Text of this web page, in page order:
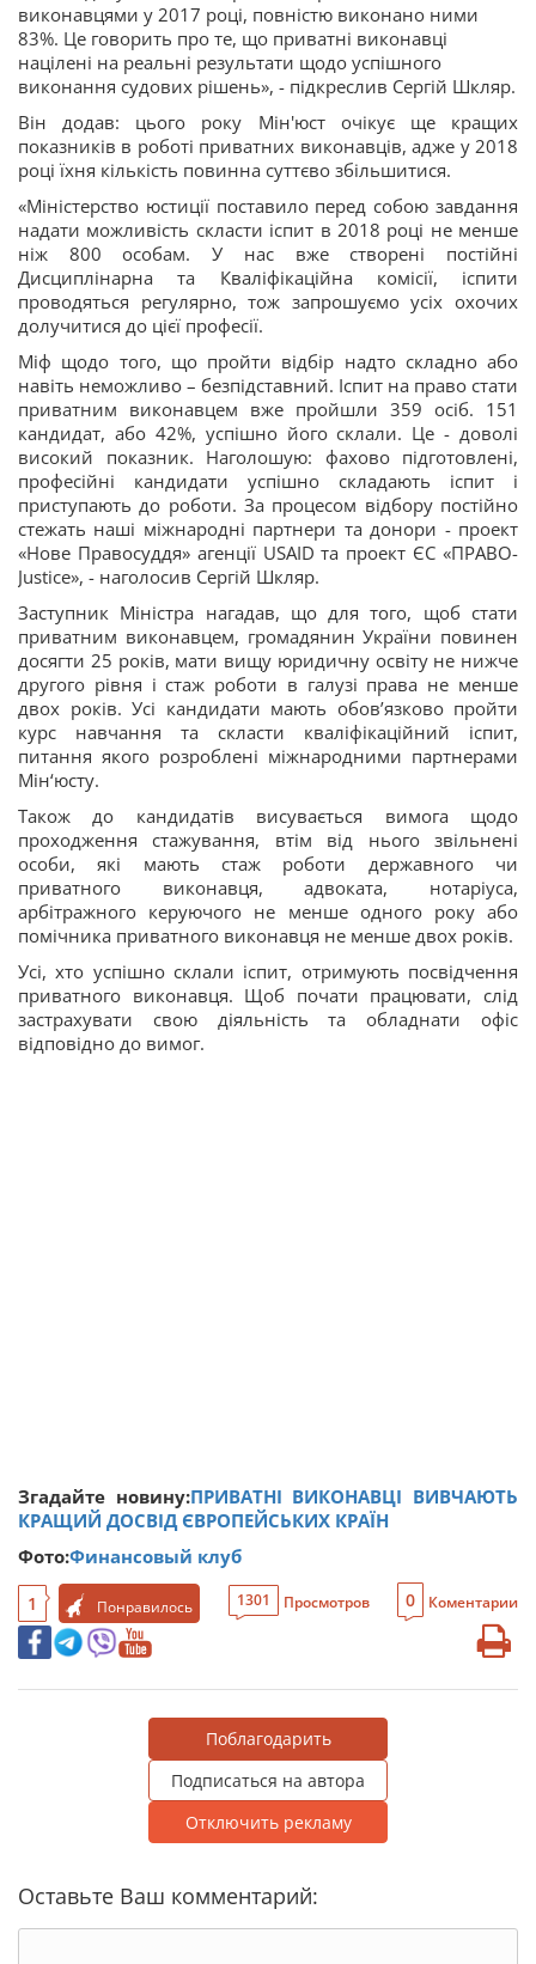
виконавцями у 2017 році, повністю виконано ними
83%. Це говорить про те, що приватні виконавці
націлені на реальні результати щодо успішного
виконання судових рішень», - підкреслив Сергій Шкляр.
Він додав: цього року Мін'юст очікує ще кращих
показників в роботі приватних виконавців, адже у 2018
році їхня кількість повинна суттєво збільшитися.
«Міністерство юстиції поставило перед собою завдання
надати можливість скласти іспит в 2018 році не менше
ніж 800 особам. У нас вже створені постійні
Дисциплінарна та Кваліфікаційна комісії, іспити
проводяться регулярно, тож запрошуємо усіх охочих
долучитися до цієї професії.
Міф щодо того, що пройти відбір надто складно або
навіть неможливо – безпідставний. Іспит на право стати
приватним виконавцем вже пройшли 359 осіб. 151
кандидат, або 42%, успішно його склали. Це - доволі
високий показник. Наголошую: фахово підготовлені,
професійні кандидати успішно складають іспит і
приступають до роботи. За процесом відбору постійно
стежать наші міжнародні партнери та донори - проект
«Нове Правосуддя» агенції USAID та проект ЄС «ПРАВО-
Justice», - наголосив Сергій Шкляр.
Заступник Міністра нагадав, що для того, щоб стати
приватним виконавцем, громадянин України повинен
досягти 25 років, мати вищу юридичну освіту не нижче
другого рівня і стаж роботи в галузі права не менше
двох років. Усі кандидати мають обов’язково пройти
курс навчання та скласти кваліфікаційний іспит,
питання якого розроблені міжнародними партнерами
Мін‘юсту.
Також до кандидатів висувається вимога щодо
проходження стажування, втім від нього звільнені
особи, які мають стаж роботи державного чи
приватного виконавця, адвоката, нотаріуса,
арбітражного керуючого не менше одного року або
помічника приватного виконавця не менше двох років.
Усі, хто успішно склали іспит, отримують посвідчення
приватного виконавця. Щоб почати працювати, слід
застрахувати свою діяльність та обладнати офіс
відповідно до вимог.
Згадайте новину:ПРИВАТНІ ВИКОНАВЦІ ВИВЧАЮТЬ
КРАЩИЙ ДОСВІД ЄВРОПЕЙСЬКИХ КРАЇН
Фото:Финансовый клуб
1 Понравилось 1301 Просмотров 0 Коментарии
Поблагодарить
Подписаться на автора
Отключить рекламу
Оставьте Ваш комментарий: